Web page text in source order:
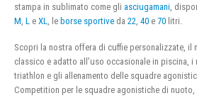
stampa in sublimato come gli asciugamani ,
M L e XL , le borse sportive da 22 40 e 70 litri.
Scopri la nostra offera di cuffie personalizzate, il
classico e adatto all’uso occasionale in piscina,
triathlon e gli allenamento delle squadre
Competition per le squadre agonistiche di nuoto,